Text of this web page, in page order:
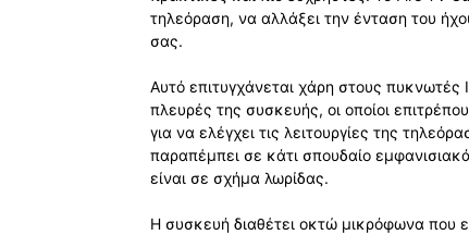
τηλεόραση, να αλλάξει την ένταση του
σας.
Αυτό επιτυγχάνεται χάρη στους πυκνωτές
πλευρές της συσκευής, οι οποίοι
για να ελέγχει τις λειτουργίες της
παραπέμπει σε κάτι σπουδαίο
είναι σε σχήμα λωρίδας.
Η συσκευή διαθέτει οκτώ μικρόφωνα που